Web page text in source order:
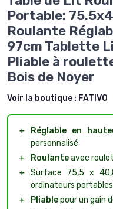
Portable:
Roulante
97cm Tablette
Pliable à
Bois de Noyer
Voir la boutique : FATIVO
＋ Réglable en
personnalisé
＋
Roulanteavec
＋ Surface 75,5 x
ordinateurs portables
＋
Pliablepour un gain